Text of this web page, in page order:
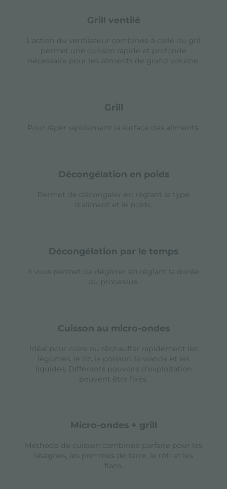
grill ventilé
L'action du ventilateur combinée à celle du gril
permet une cuisson rapide et profonde
nécessaire pour les aliments de grand volume.
grill
Pour râper rapidement la surface des aliments.
décongélation en poids
Permet de décongeler en réglant le type
d'aliment et le poids.
décongélation par le temps
Il vous permet de dégivrer en réglant la durée
du processus.
cuisson au micro-ondes
Idéal pour cuire ou réchauffer rapidement les
légumes, le riz, le poisson, la viande et les
liquides. Différents pouvoirs d'exploitation
peuvent être fixés.
micro-ondes + grill
Méthode de cuisson combinée parfaite pour les
lasagnes, les pommes de terre, le rôti et les
flans.